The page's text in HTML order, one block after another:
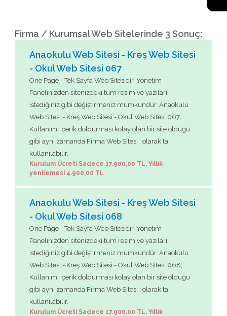
Firma / Kurumsal Web Sitelerinde 3 Sonuç:
Anaokulu Web Sitesi - Kreş Web Sitesi
- Okul Web Sitesi 067
One Page - Tek Sayfa Web Sitesidir, Yönetim
Panelinizden sitenizdeki tüm resim ve yazıları
istediğiniz gibi değiştirmeniz mümkündür. Anaokulu
Web Sitesi - Kreş Web Sitesi - Okul Web Sitesi 067,
Kullanımı içerik doldurması kolay olan bir site olduğu
gibi aynı zamanda Firma Web Sitesi , olarak ta
kullanılabilir.
Kurulum Ücreti Sadece 17.900,00 TL, Yıllık
yenilemesi 4.900,00 TL
Anaokulu Web Sitesi - Kreş Web Sitesi
- Okul Web Sitesi 068
One Page - Tek Sayfa Web Sitesidir, Yönetim
Panelinizden sitenizdeki tüm resim ve yazıları
istediğiniz gibi değiştirmeniz mümkündür. Anaokulu
Web Sitesi - Kreş Web Sitesi - Okul Web Sitesi 068,
Kullanımı içerik doldurması kolay olan bir site olduğu
gibi aynı zamanda Firma Web Sitesi , olarak ta
kullanılabilir.
Kurulum Ücreti Sadece 17.900,00 TL, Yıllık